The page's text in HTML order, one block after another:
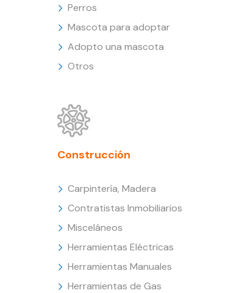
Perros
Mascota para adoptar
Adopto una mascota
Otros
Construcción
Carpintería, Madera
Contratistas Inmobiliarios
Misceláneos
Herramientas Eléctricas
Herramientas Manuales
Herramientas de Gas